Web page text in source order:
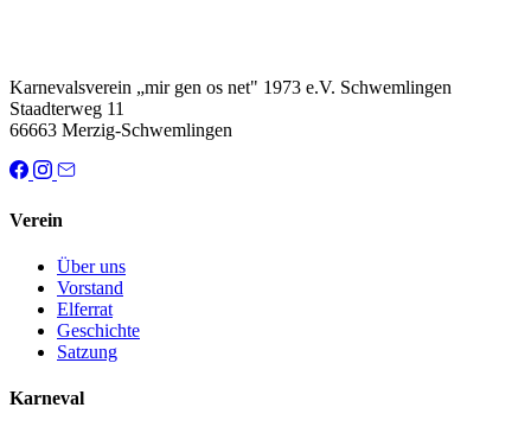
Karnevalsverein „mir gen os net" 1973 e.V. Schwemlingen
Staadterweg 11
66663 Merzig-Schwemlingen
Verein
Über uns
Vorstand
Elferrat
Geschichte
Satzung
Karneval